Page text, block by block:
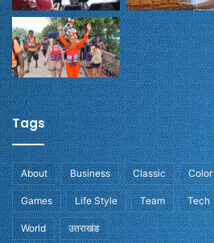
Tags
About Business Classic Color
Games Life Style Team Tech
World उतराखंड